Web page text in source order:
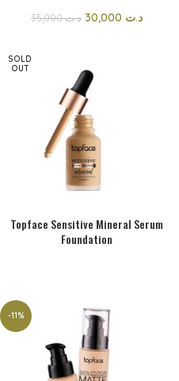
د.ت35,000 د.ت
SOLD
OUT
Topface Sensitive Mineral Serum
Foundation
-11%